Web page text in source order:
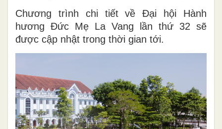
Chương trình chi tiết về Đại hội Hành
hương Đức Mẹ La Vang lần thứ 32 sẽ
được cập nhật trong thời gian tới.